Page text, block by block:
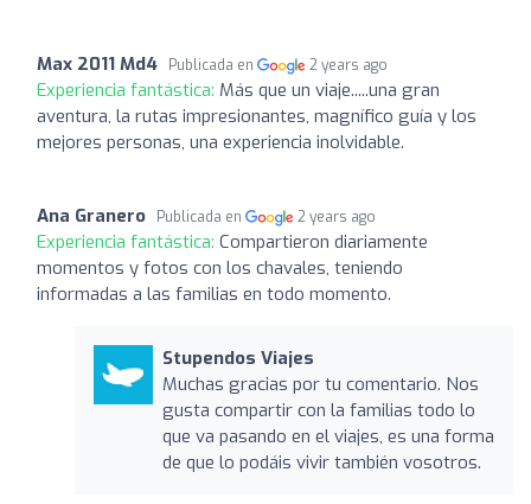
Max 2011 Md4 Publicada en 2 years ago
Experiencia fantástica: Más que un viaje.....una gran
aventura, la rutas impresionantes, magnífico guía y los
mejores personas, una experiencia inolvidable.
Ana Granero Publicada en 2 years ago
Experiencia fantástica: Compartieron diariamente
momentos y fotos con los chavales, teniendo
informadas a las familias en todo momento.
Stupendos Viajes
Muchas gracias por tu comentario. Nos
gusta compartir con la familias todo lo
que va pasando en el viajes, es una forma
de que lo podáis vivir también vosotros.